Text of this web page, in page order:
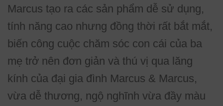
Marcus tạo ra các sản phẩm dễ sử dụng,
tính năng cao nhưng đồng thời rất bắt mắt,
biến công cuộc chăm sóc con cái của ba
mẹ trở nên đơn giản và thú vị qua lăng
kính của đại gia đình Marcus & Marcus,
vừa dễ thương, ngộ nghĩnh vừa đầy màu